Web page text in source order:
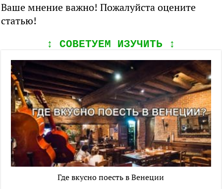
Ваше мнение важно! Пожалуйста оцените
статью!
↕️ СОВЕТУЕМ ИЗУЧИТЬ ↕️
Где вкусно поесть в Венеции